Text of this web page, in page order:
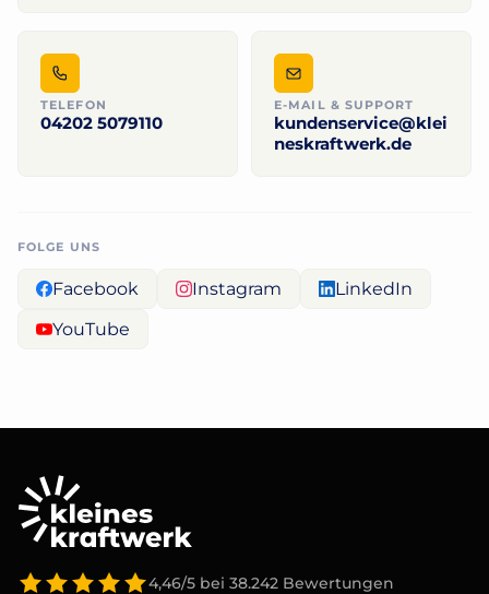
TELEFON
04202 5079110
E-MAIL & SUPPORT
kundenservice@klei
neskraftwerk.de
FOLGE UNS
Facebook Instagram
LinkedIn
YouTube
4,46/5 bei 38.242 Bewertungen